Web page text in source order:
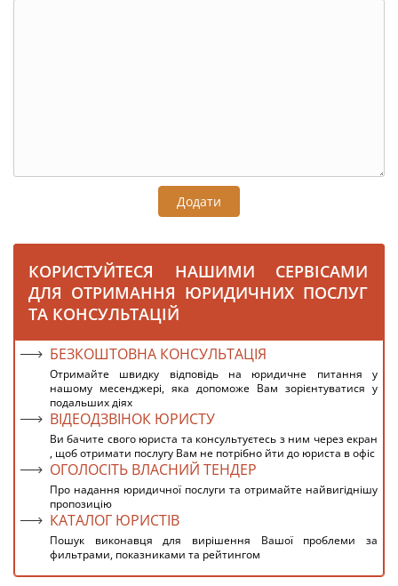
Додати
КОРИСТУЙТЕСЯ НАШИМИ СЕРВІСАМИ
ДЛЯ ОТРИМАННЯ ЮРИДИЧНИХ ПОСЛУГ
ТА КОНСУЛЬТАЦІЙ
БЕЗКОШТОВНА КОНСУЛЬТАЦІЯ
Отримайте швидку відповідь на юридичне питання у
нашому месенджері, яка допоможе Вам зорієнтуватися у
подальших діях
ВІДЕОДЗВІНОК ЮРИСТУ
Ви бачите свого юриста та консультуєтесь з ним через екран
, щоб отримати послугу Вам не потрібно йти до юриста в офіс
ОГОЛОСІТЬ ВЛАСНИЙ ТЕНДЕР
Про надання юридичної послуги та отримайте найвигіднішу
пропозицію
КАТАЛОГ ЮРИСТІВ
Пошук виконавця для вирішення Вашої проблеми за
фильтрами, показниками та рейтингом